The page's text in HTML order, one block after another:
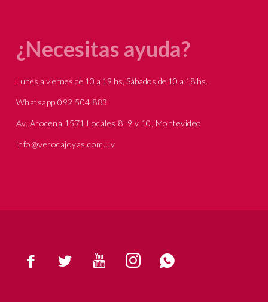
    
¿Necesitas ayuda?
Lunes a viernes de 10 a 19 hs, Sábados de 10 a 18 hs.
Whatsapp 092 504 883
Av. Arocena 1571 Locales 8, 9 y 10, Montevideo
info@verocajoyas.com.uy